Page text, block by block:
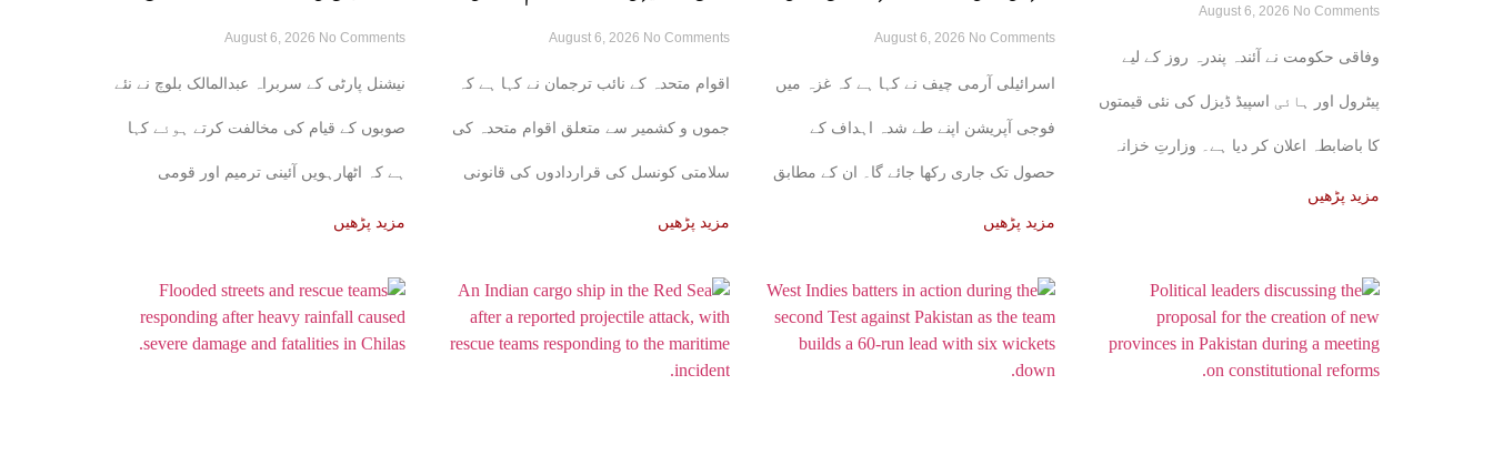
کا باضابطہ اعلانAugust 6, 2026 No Comments
وفاقی حکومت نے آئندہ پندرہ روز کے لیے
پیٹرول اور ہائی اسپیڈ ڈیزل کی نئی قیمتوں
کا باضابطہ اعلان کر دیا ہے۔ وزارتِ خزانہ
مزید پڑھیں
رکھنے کے عزم کا اظہار کر دیا
August 6, 2026 No Comments
اسرائیلی آرمی چیف نے کہا ہے کہ غزہ میں
فوجی آپریشن اپنے طے شدہ اہداف کے
حصول تک جاری رکھا جائے گا۔ ان کے مطابق
مزید پڑھیں
قراردادوں کی قانونی حیثیت تبدیل نہیں ہوئی:
نائب ترجمان یو این
August 6, 2026 No Comments
اقوام متحدہ کے نائب ترجمان نے کہا ہے کہ
جموں و کشمیر سے متعلق اقوام متحدہ کی
سلامتی کونسل کی قراردادوں کی قانونی
حیثیت میں
مزید پڑھیں
اٹھارہویں ترمیم پر دوٹوک مؤقف اختیار کر
August 6, 2026 No Comments
نیشنل پارٹی کے سربراہ عبدالمالک بلوچ نے نئے
صوبوں کے قیام کی مخالفت کرتے ہوئے کہا
ہے کہ اٹھارہویں آئینی ترمیم اور قومی
مالیاتی کمیشن
مزید پڑھیں